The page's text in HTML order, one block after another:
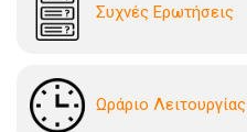
Συχνές Ερωτήσεις
Ωράριο Λειτουργίας